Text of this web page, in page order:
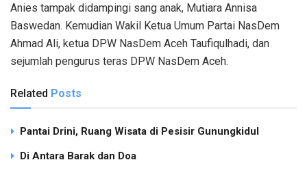
Anies tampak didampingi sang anak, Mutiara Annisa
Baswedan. Kemudian Wakil Ketua Umum Partai NasDem
Ahmad Ali, ketua DPW NasDem Aceh Taufiqulhadi, dan
sejumlah pengurus teras DPW NasDem Aceh.
Related Posts
Pantai Drini, Ruang Wisata di Pesisir Gunungkidul
Di Antara Barak dan Doa